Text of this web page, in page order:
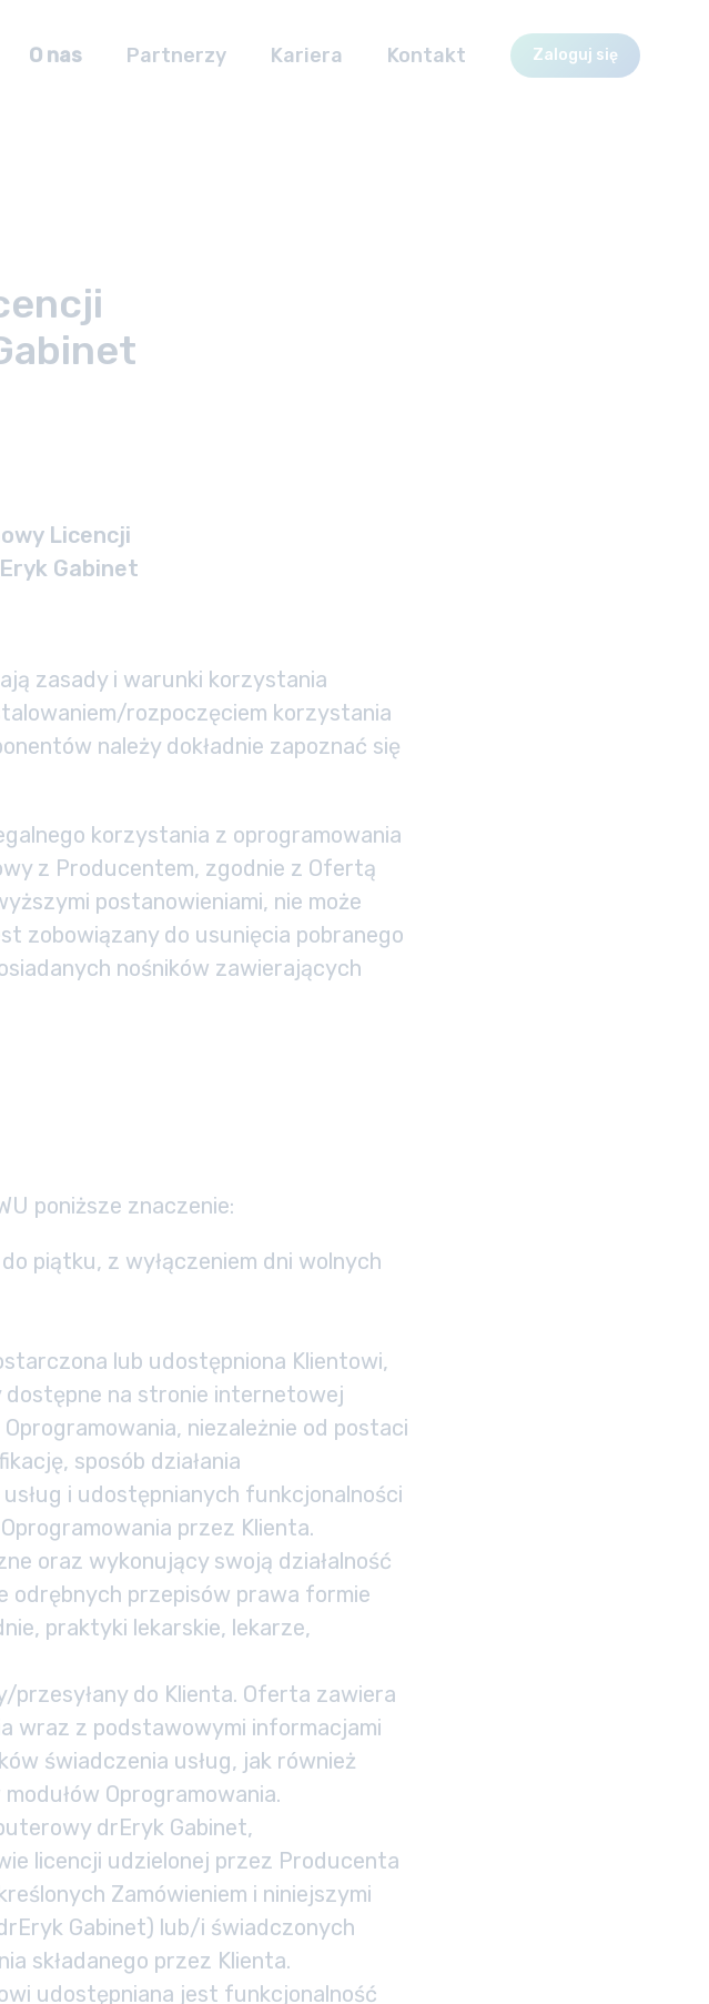
O nas Partnerzy Kariera Kontakt Zaloguj się
Licencji
Gabinet
zasady i warunki korzystania
rozpoczęciem korzystania
należy dokładnie zapoznać się
korzystania z oprogramowania
z Producentem, zgodnie z Ofertą
postanowieniami, nie może
zobowiązany do usunięcia pobranego
nośników zawierających
poniższe znaczenie:
piątku, z wyłączeniem dni wolnych
lub udostępniona Klientowi,
na stronie internetowej
niezależnie od postaci
sposób działania
i udostępnianych funkcjonalności
przez Klienta.
oraz wykonujący swoją działalność
odrębnych przepisów prawa formie
praktyki lekarskie, lekarze,
do Klienta. Oferta zawiera
wraz z podstawowymi informacjami
świadczenia usług, jak również
Oprogramowania.
drEryk Gabinet,
licencji udzielonej przez Producenta
Zamówieniem i niniejszymi
Gabinet) lub/i świadczonych
składanego przez Klienta.
udostępniana jest funkcjonalność